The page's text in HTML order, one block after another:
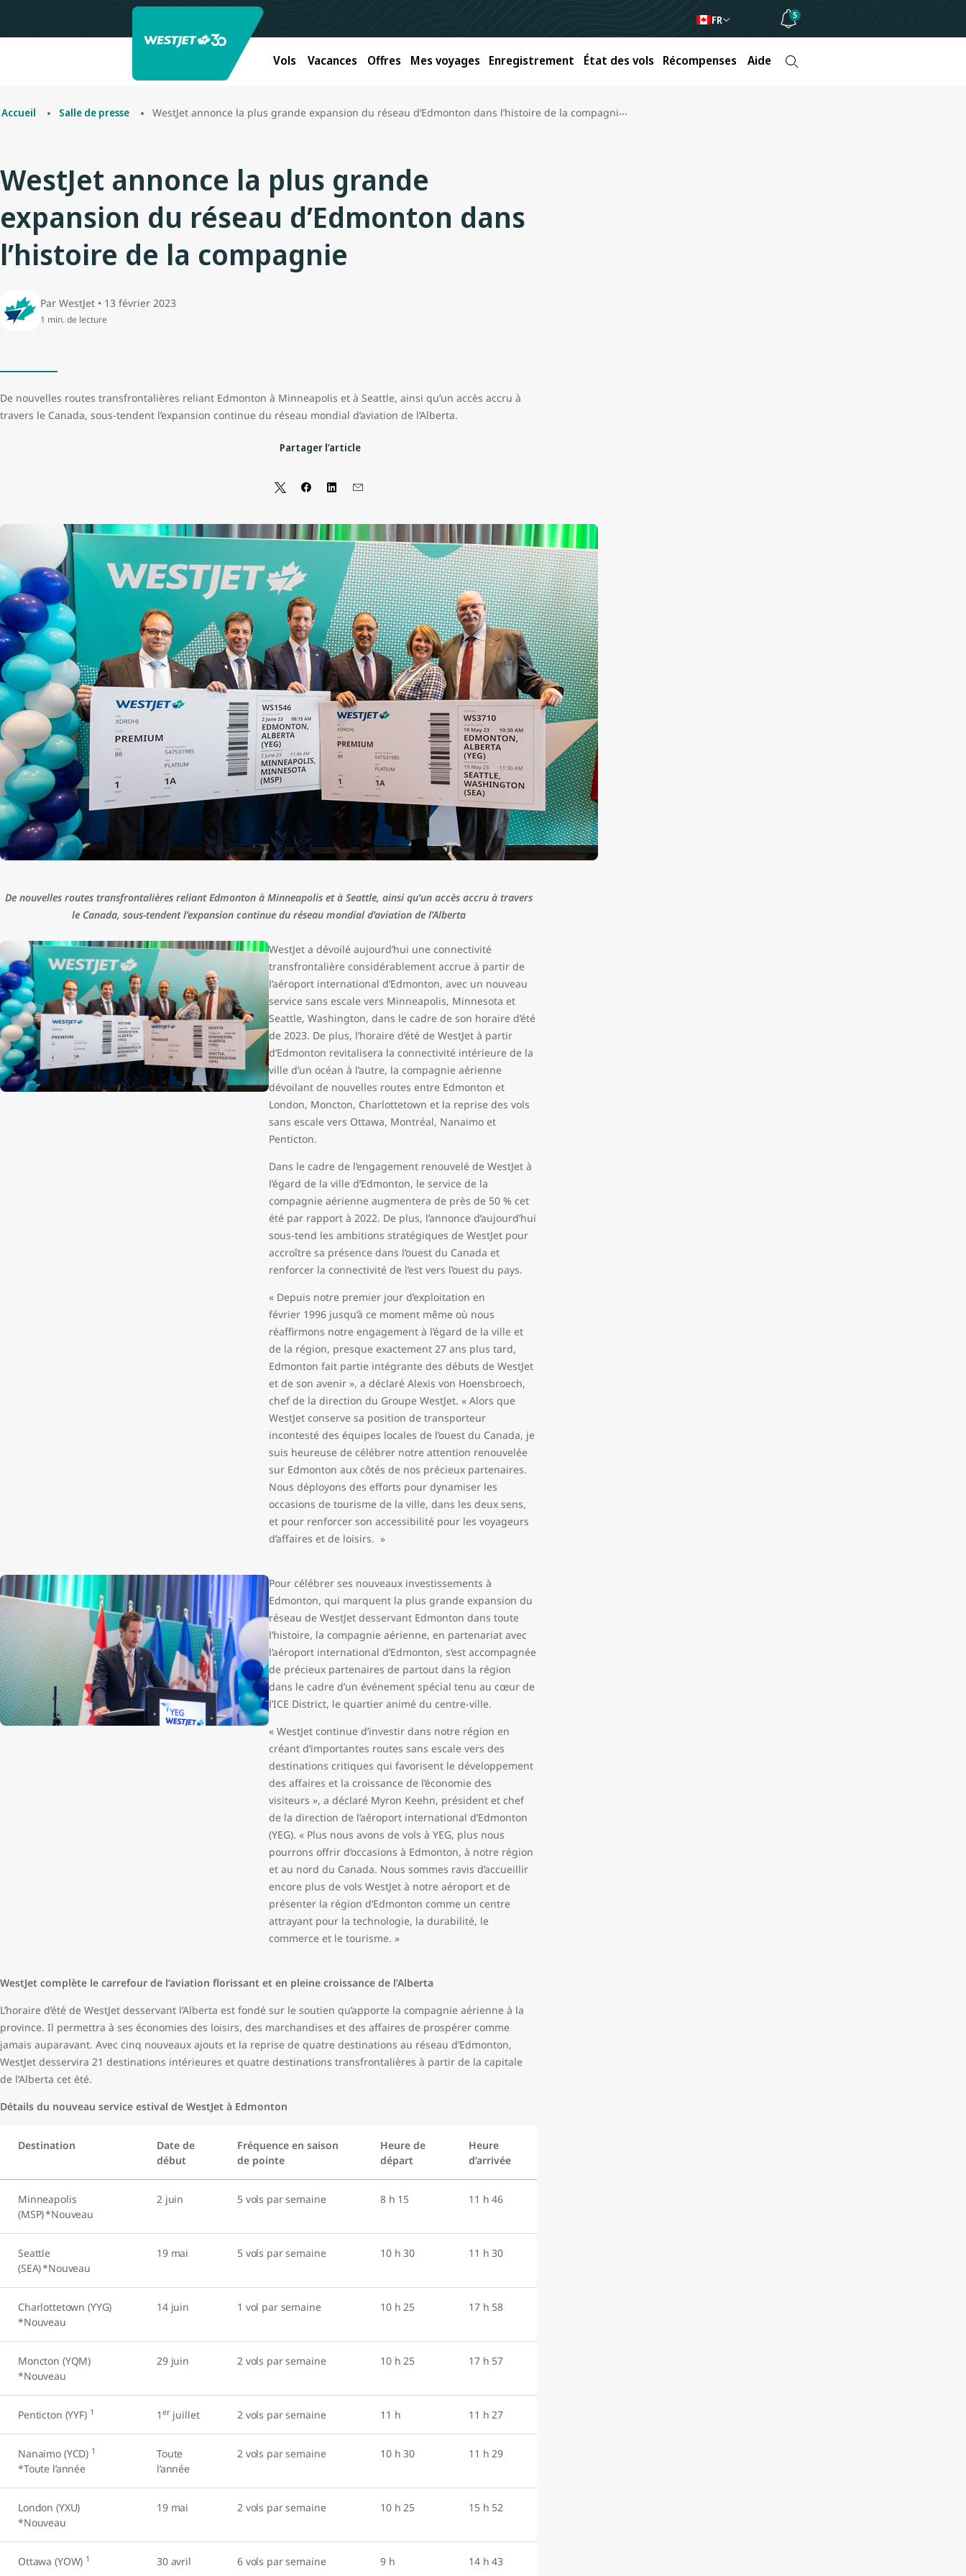
FR 5
Vols Vacances Offres Mes voyages Enregistrement État des vols Récompenses Aide
Accueil Salle de presse WestJet annonce la plus grande expansion du réseau d’Edmonton dans l’histoire de la compagnie aérienne
WestJet annonce la plus grande
expansion du réseau d’Edmonton dans
l’histoire de la compagnie
Par WestJet • 13 février 2023
1 min. de lecture
De nouvelles routes transfrontalières reliant Edmonton à Minneapolis et à Seattle, ainsi qu’un accès accru à
travers le Canada, sous-tendent l’expansion continue du réseau mondial d’aviation de l’Alberta.
Partager l’article
De nouvelles routes transfrontalières reliant Edmonton à Minneapolis et à Seattle, ainsi qu’un accès accru à travers
le Canada, sous-tendent l’expansion continue du réseau mondial d’aviation de l’Alberta
WestJet a dévoilé aujourd’hui une connectivité
transfrontalière considérablement accrue à partir de
l’aéroport international d’Edmonton, avec un nouveau
service sans escale vers Minneapolis, Minnesota et
Seattle, Washington, dans le cadre de son horaire d’été
de 2023. De plus, l’horaire d’été de WestJet à partir
d’Edmonton revitalisera la connectivité intérieure de la
ville d’un océan à l’autre, la compagnie aérienne
dévoilant de nouvelles routes entre Edmonton et
London, Moncton, Charlottetown et la reprise des vols
sans escale vers Ottawa, Montréal, Nanaimo et
Penticton.
Dans le cadre de l’engagement renouvelé de WestJet à
l’égard de la ville d’Edmonton, le service de la
compagnie aérienne augmentera de près de 50 % cet
été par rapport à 2022. De plus, l’annonce d’aujourd’hui
sous-tend les ambitions stratégiques de WestJet pour
accroître sa présence dans l’ouest du Canada et
renforcer la connectivité de l’est vers l’ouest du pays.
« Depuis notre premier jour d’exploitation en
février 1996 jusqu’à ce moment même où nous
réaffirmons notre engagement à l’égard de la ville et
de la région, presque exactement 27 ans plus tard,
Edmonton fait partie intégrante des débuts de WestJet
et de son avenir », a déclaré Alexis von Hoensbroech,
chef de la direction du Groupe WestJet. « Alors que
WestJet conserve sa position de transporteur
incontesté des équipes locales de l’ouest du Canada, je
suis heureuse de célébrer notre attention renouvelée
sur Edmonton aux côtés de nos précieux partenaires.
Nous déployons des efforts pour dynamiser les
occasions de tourisme de la ville, dans les deux sens,
et pour renforcer son accessibilité pour les voyageurs
d’affaires et de loisirs. »
Pour célébrer ses nouveaux investissements à
Edmonton, qui marquent la plus grande expansion du
réseau de WestJet desservant Edmonton dans toute
l’histoire, la compagnie aérienne, en partenariat avec
l’aéroport international d’Edmonton, s’est accompagnée
de précieux partenaires de partout dans la région
dans le cadre d’un événement spécial tenu au cœur de
l’ICE District, le quartier animé du centre-ville.
« WestJet continue d’investir dans notre région en
créant d’importantes routes sans escale vers des
destinations critiques qui favorisent le développement
des affaires et la croissance de l’économie des
visiteurs », a déclaré Myron Keehn, président et chef
de la direction de l’aéroport international d’Edmonton
(YEG). « Plus nous avons de vols à YEG, plus nous
pourrons offrir d’occasions à Edmonton, à notre région
et au nord du Canada. Nous sommes ravis d’accueillir
encore plus de vols WestJet à notre aéroport et de
présenter la région d’Edmonton comme un centre
attrayant pour la technologie, la durabilité, le
commerce et le tourisme. »
WestJet complète le carrefour de l’aviation florissant et en pleine croissance de l’Alberta
L’horaire d’été de WestJet desservant l’Alberta est fondé sur le soutien qu’apporte la compagnie aérienne à la
province. Il permettra à ses économies des loisirs, des marchandises et des affaires de prospérer comme
jamais auparavant. Avec cinq nouveaux ajouts et la reprise de quatre destinations au réseau d’Edmonton,
WestJet desservira 21 destinations intérieures et quatre destinations transfrontalières à partir de la capitale
de l’Alberta cet été.
Détails du nouveau service estival de WestJet à Edmonton
Destination
Date de
début
Fréquence en saison
de pointe
Heure de
départ
Heure
d’arrivée
Minneapolis
(MSP) *Nouveau
2 juin 5 vols par semaine 8 h 15 11 h 46
Seattle
(SEA) *Nouveau
19 mai 5 vols par semaine 10 h 30 11 h 30
Charlottetown (YYG)
*Nouveau
14 juin 1 vol par semaine 10 h 25 17 h 58
Moncton (YQM)
*Nouveau
29 juin 2 vols par semaine 10 h 25 17 h 57
Penticton (YYF) 1 1 erjuillet 2 vols par semaine 11 h 11 h 27
Nanaimo (YCD) 1
*Toute l’année
Toute
l’année
2 vols par semaine 10 h 30 11 h 29
London (YXU)
*Nouveau
19 mai 2 vols par semaine 10 h 25 15 h 52
Ottawa (YOW) 1 30 avril 6 vols par semaine 9 h 14 h 43